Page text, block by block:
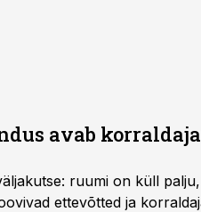
avab
ruumi on küll
ettevõtted ja